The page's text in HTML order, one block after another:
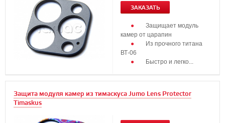
ЗАКАЗАТЬ
Защищает модуль
камер от царапин
Из прочного титана
ВТ-06
Быстро и легко...
Защита модуля камер из тимаскуса Jumo Lens Protector
Timaskus